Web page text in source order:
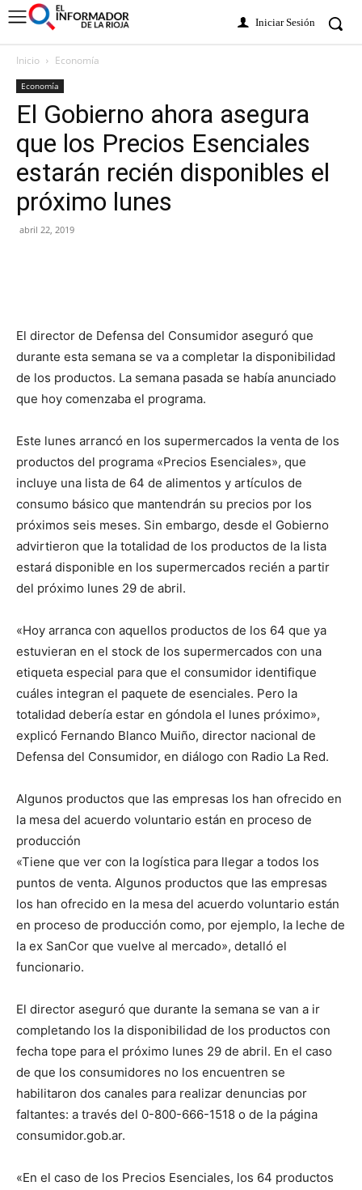
Iniciar Sesión
Inicio Economía
Economía
El Gobierno ahora asegura
que los Precios Esenciales
estarán recién disponibles el
próximo lunes
abril 22, 2019
El director de Defensa del Consumidor aseguró que
durante esta semana se va a completar la disponibilidad
de los productos. La semana pasada se había anunciado
que hoy comenzaba el programa.
Este lunes arrancó en los supermercados la venta de los
productos del programa «Precios Esenciales», que
incluye una lista de 64 de alimentos y artículos de
consumo básico que mantendrán su precios por los
próximos seis meses. Sin embargo, desde el Gobierno
advirtieron que la totalidad de los productos de la lista
estará disponible en los supermercados recién a partir
del próximo lunes 29 de abril.
«Hoy arranca con aquellos productos de los 64 que ya
estuvieran en el stock de los supermercados con una
etiqueta especial para que el consumidor identifique
cuáles integran el paquete de esenciales. Pero la
totalidad debería estar en góndola el lunes próximo»,
explicó Fernando Blanco Muiño, director nacional de
Defensa del Consumidor, en diálogo con Radio La Red.
Algunos productos que las empresas los han ofrecido en
la mesa del acuerdo voluntario están en proceso de
producción
«Tiene que ver con la logística para llegar a todos los
puntos de venta. Algunos productos que las empresas
los han ofrecido en la mesa del acuerdo voluntario están
en proceso de producción como, por ejemplo, la leche de
la ex SanCor que vuelve al mercado», detalló el
funcionario.
El director aseguró que durante la semana se van a ir
completando los la disponibilidad de los productos con
fecha tope para el próximo lunes 29 de abril. En el caso
de que los consumidores no los encuentren se
habilitaron dos canales para realizar denuncias por
faltantes: a través del 0-800-666-1518 o de la página
consumidor.gob.ar.
«En el caso de los Precios Esenciales, los 64 productos